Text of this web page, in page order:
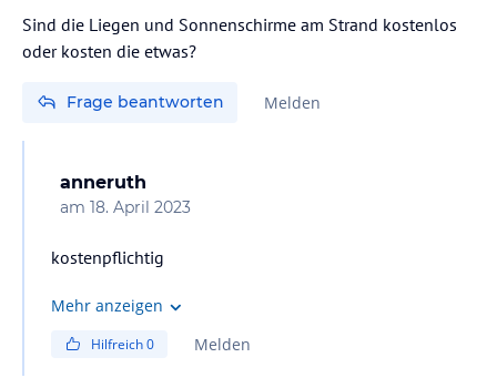
Sind die Liegen und Sonnenschirme am Strand kostenlos
oder kosten die etwas?
Frage beantworten Melden
anneruth
am 18. April 2023
Mehr anzeigen
Hilfreich0 Melden